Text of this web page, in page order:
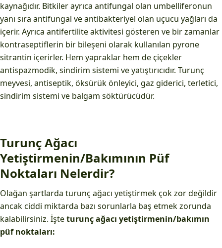
kaynağıdır. Bitkiler ayrıca antifungal olan umbelliferonun
yanı sıra antifungal ve antibakteriyel olan uçucu yağları da
içerir. Ayrıca antifertilite aktivitesi gösteren ve bir zamanlar
kontraseptiflerin bir bileşeni olarak kullanılan pyrone
sitrantin içerirler. Hem yapraklar hem de çiçekler
antispazmodik, sindirim sistemi ve yatıştırıcıdır. Turunç
meyvesi, antiseptik, öksürük önleyici, gaz giderici, terletici,
sindirim sistemi ve balgam söktürücüdür.
Turunç Ağacı
Yetiştirmenin/Bakımının Püf
Noktaları Nelerdir?
Olağan şartlarda turunç ağacı yetiştirmek çok zor değildir
ancak ciddi miktarda bazı sorunlarla baş etmek zorunda
kalabilirsiniz. İşteturunç ağacı yetiştirmenin/bakımın
püf noktaları: